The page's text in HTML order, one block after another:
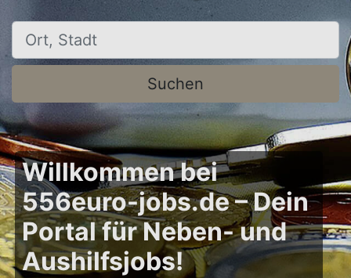
Ort, Stadt
Suchen
Willkommen bei
556euro-jobs.de – Dein
Portal für Neben- und
Aushilfsjobs!